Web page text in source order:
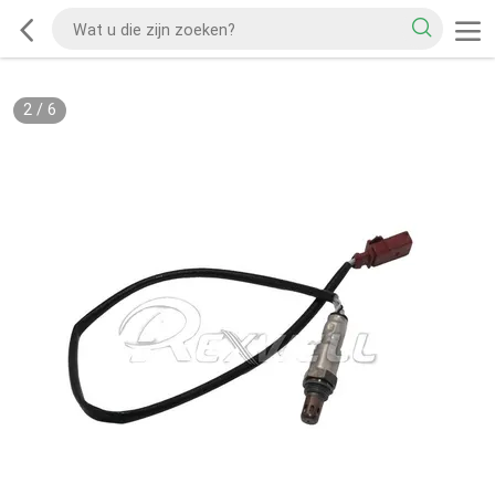
2/ 6